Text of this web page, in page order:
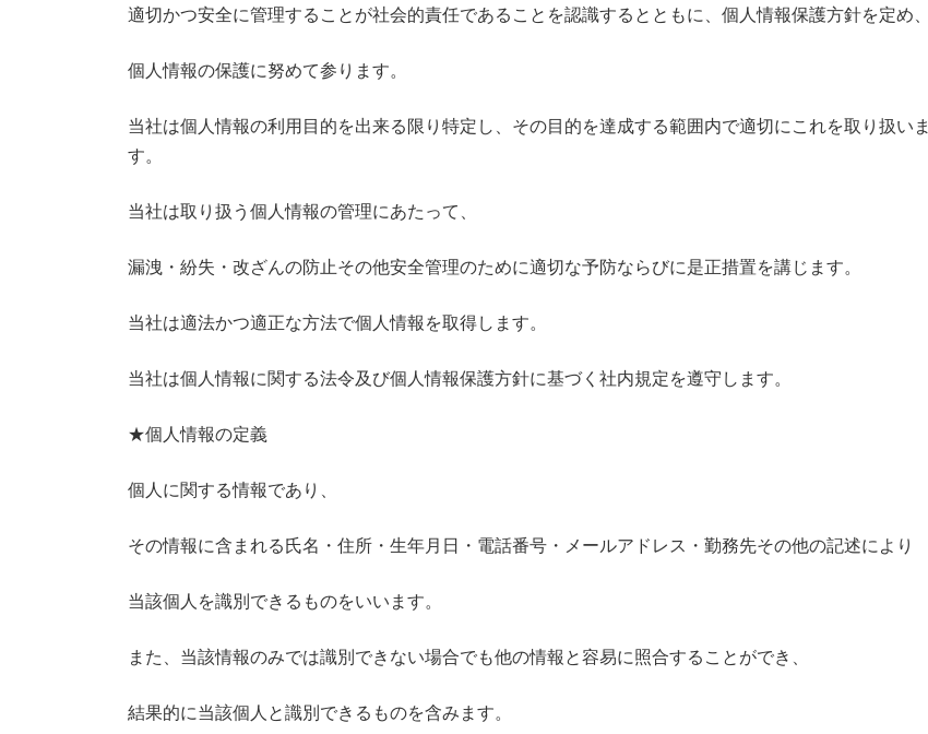
適切かつ安全に管理することが社会的責任であることを認識するとともに、個人情報保護方針を定め、
個人情報の保護に努めて参ります。
当社は個人情報の利用目的を出来る限り特定し、その目的を達成する範囲内で適切にこれを取り扱いま
す。
当社は取り扱う個人情報の管理にあたって、
漏洩・紛失・改ざんの防止その他安全管理のために適切な予防ならびに是正措置を講じます。
当社は適法かつ適正な方法で個人情報を取得します。
当社は個人情報に関する法令及び個人情報保護方針に基づく社内規定を遵守します。
★個人情報の定義
個人に関する情報であり、
その情報に含まれる氏名・住所・生年月日・電話番号・メールアドレス・勤務先その他の記述により
当該個人を識別できるものをいいます。
また、当該情報のみでは識別できない場合でも他の情報と容易に照合することができ、
結果的に当該個人と識別できるものを含みます。